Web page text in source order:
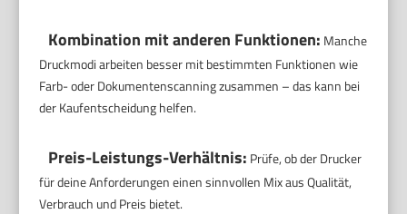
Kombination mit anderen Funktionen: Manche
Druckmodi arbeiten besser mit bestimmten Funktionen wie
Farb- oder Dokumentenscanning zusammen – das kann bei
der Kaufentscheidung helfen.
Preis-Leistungs-Verhältnis: Prüfe, ob der Drucker
für deine Anforderungen einen sinnvollen Mix aus Qualität,
Verbrauch und Preis bietet.